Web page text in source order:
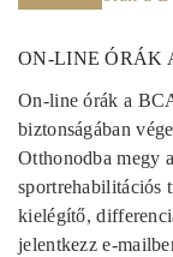
ON-LINE ÓRÁK
On-line órák a
biztonságában
Otthonodba megy
sportrehabilitációs
kielégítő,
jelentkezz e-